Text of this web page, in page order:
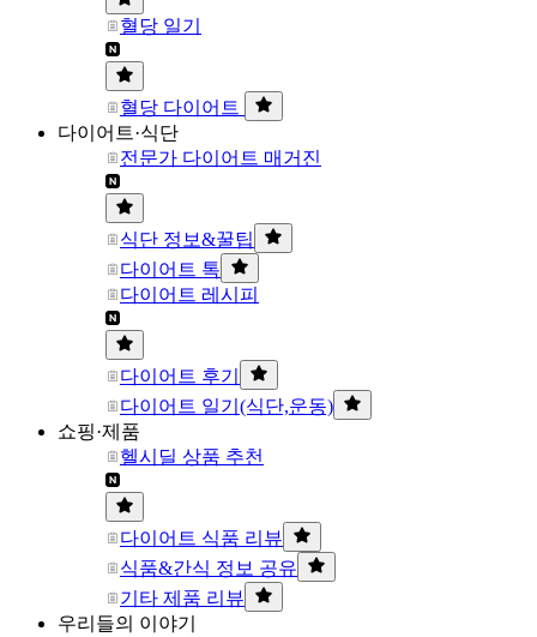
혈당 일기
혈당 다이어트
다이어트·식단
전문가 다이어트 매거진
식단 정보&꿀팁
다이어트 톡
다이어트 레시피
다이어트 후기
다이어트 일기(식단,운동)
쇼핑·제품
헬시딜 상품 추천
다이어트 식품 리뷰
식품&간식 정보 공유
기타 제품 리뷰
우리들의 이야기